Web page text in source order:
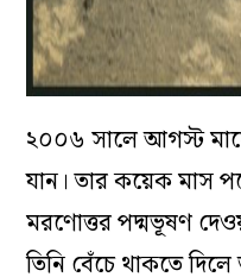
২০০৬ সালে আগস্ট
যান। তার কয়েক মাস
মরণোত্তর পদ্মভূষণ
তিনি বেঁচে থাকতে